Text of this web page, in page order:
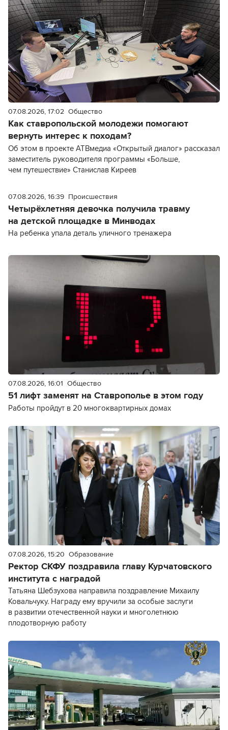
07.08.2026, 17:02 Общество
Как ставропольской молодежи помогают
вернуть интерес к походам?
Об этом в проекте АТВмедиа «Открытый диалог» рассказал
заместитель руководителя программы «Больше,
чем путешествие» Станислав Киреев
07.08.2026, 16:39 Происшествия
Четырёхлетняя девочка получила травму
на детской площадке в Минводах
На ребенка упала деталь уличного тренажера
07.08.2026, 16:01 Общество
51 лифт заменят на Ставрополье в этом году
Работы пройдут в 20 многоквартирных домах
07.08.2026, 15:20 Образование
Ректор СКФУ поздравила главу Курчатовского
института с наградой
Татьяна Шебзухова направила поздравление Михаилу
Ковальчуку. Награду ему вручили за особые заслуги
в развитии отечественной науки и многолетнюю
плодотворную работу